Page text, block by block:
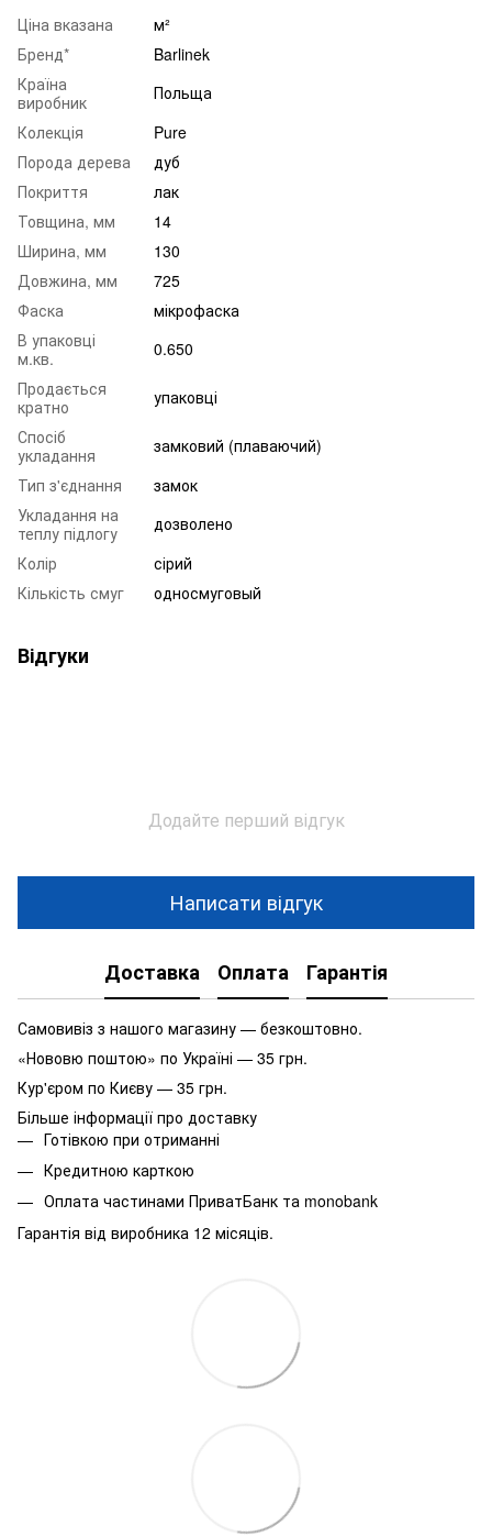
Ціна вказана
м²
Бренд*
Barlinek
Країна
виробник
Польща
Колекція
Pure
Порода дерева
дуб
Покриття
лак
Товщина, мм
14
Ширина, мм
130
Довжина, мм
725
Фаска
мікрофаска
В упаковці
м.кв.
0.650
Продається
кратно
упаковці
Спосіб
укладання
замковий (плаваючий)
Тип з'єднання
замок
Укладання на
теплу підлогу
дозволено
Колір
сірий
Кількість смуг
односмуговый
Відгуки
Додайте перший відгук
Написати відгук
Доставка Оплата Гарантія
Самовивіз з нашого магазину — безкоштовно.
«Нововю поштою» по Україні — 35 грн.
Кур'єром по Києву — 35 грн.
Більше інформації про доставку
Готівкою при отриманні
Кредитною карткою
Оплата частинами ПриватБанк та monobank
Гарантія від виробника 12 місяців.